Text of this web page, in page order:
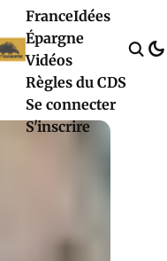
FranceIdées
Épargne
Vidéos
Règles du CDS
Se connecter
S'inscrire